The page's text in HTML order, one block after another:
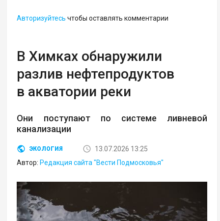
Авторизуйтесь чтобы оставлять комментарии
В Химках обнаружили
разлив нефтепродуктов
в акватории реки
Они поступают по системе ливневой
канализации
ЭКОЛОГИЯ
13.07.2026 13:25
Автор: Редакция сайта "Вести Подмосковья"